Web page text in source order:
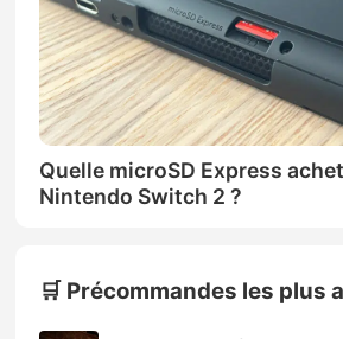
Quelle microSD Express
Nintendo Switch 2 ?
🛒 Précommandes les plus